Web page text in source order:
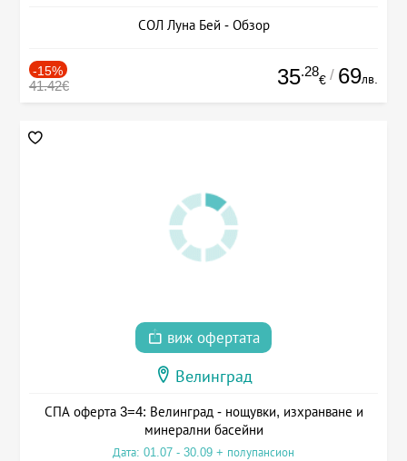
СОЛ Луна Бей - Обзор
-15%
41.42€ 35.28
€ / 69лв.
виж офертата
Велинград
СПА оферта 3=4: Велинград - нощувки, изхранване и
минерални басейни
Дата: 01.07 - 30.09 + полупансион